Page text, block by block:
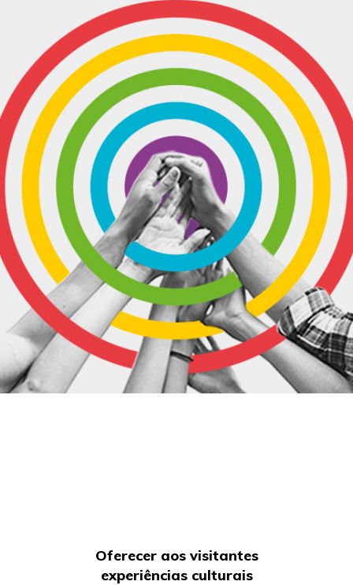
Oferecer aos visitantes
experiências culturais